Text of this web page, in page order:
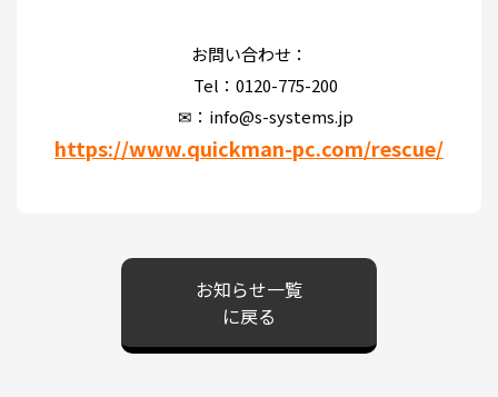
お問い合わせ：
Tel：0120-775-200
✉：info@s-systems.jp
https://www.quickman-pc.com/rescue/
お知らせ一覧
に戻る